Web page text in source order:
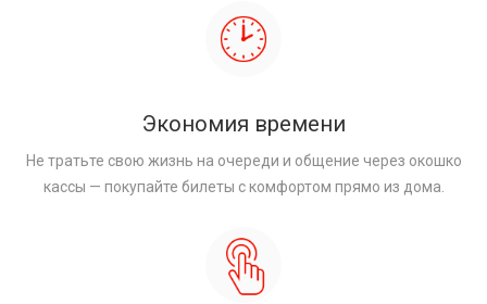
Экономия времени
Не тратьте свою жизнь на очереди и общение через окошко
кассы — покупайте билеты с комфортом прямо из дома.